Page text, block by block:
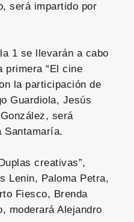
será impartido por
1 se llevarán a cabo
primera “El cine
la participación de
Guardiola, Jesús
será
Santamaría.
creativas”,
Lenin, Paloma Petra,
Fiesco, Brenda
moderará Alejandro